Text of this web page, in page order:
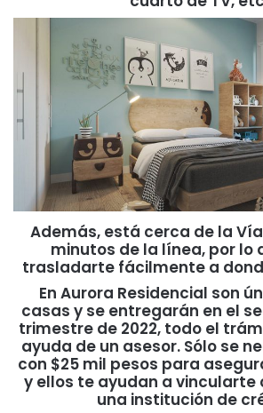
Además, está cerca de la Vía
minutos de la línea, por lo
trasladarte fácilmente a
En Aurora Residencial son
casas y se entregarán en el
trimestre de 2022, todo el
ayuda de un asesor. Sólo se
con $25 mil pesos para
y ellos te ayudan a vincularte
una institución de